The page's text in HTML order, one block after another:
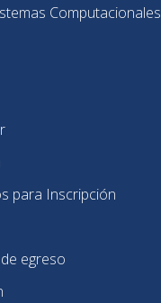
Computacionales
para Inscripción
egreso